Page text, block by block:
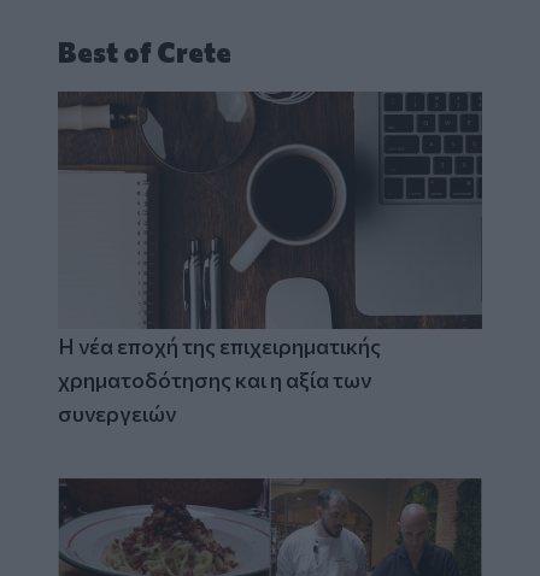
Best of Crete
Η νέα εποχή της επιχειρηματικής
χρηματοδότησης και η αξία των
συνεργειών